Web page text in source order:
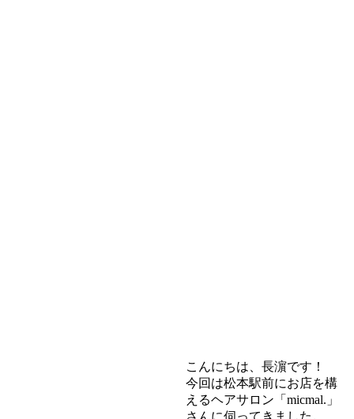
こんにちは、長濵です！
今回は松本駅前にお店を構
えるヘアサロン「micmal.」
さんに伺ってきました。